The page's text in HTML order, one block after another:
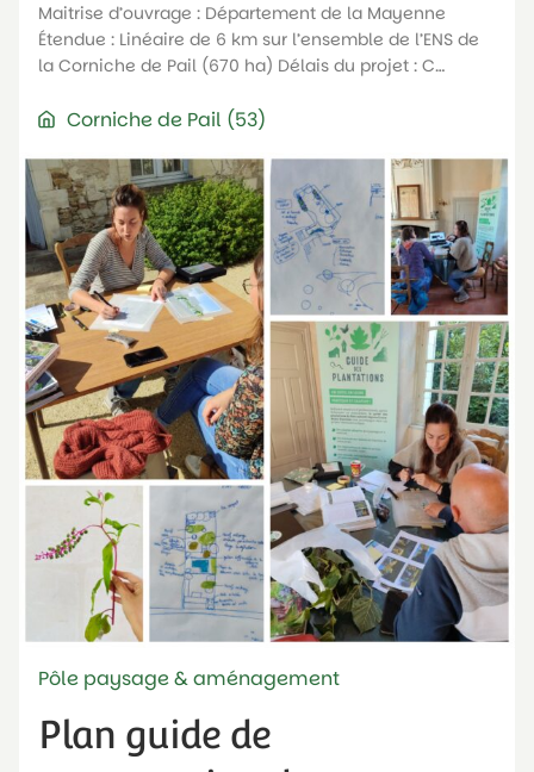
Maitrise d’ouvrage : Département de la Mayenne
Étendue : Linéaire de 6 km sur l’ensemble de l’ENS de
la Corniche de Pail (670 ha) Délais du projet : C…
Corniche de Pail (53)
Pôle paysage & aménagement
Plan guide de